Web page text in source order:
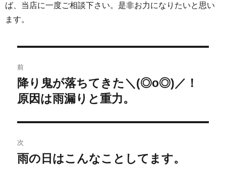
ば、当店に一度ご相談下さい。是非お力になりたいと思い
ます。
前
降り鬼が落ちてきた＼(◎o◎)／！
原因は雨漏りと重力。
次
雨の日はこんなことしてます。